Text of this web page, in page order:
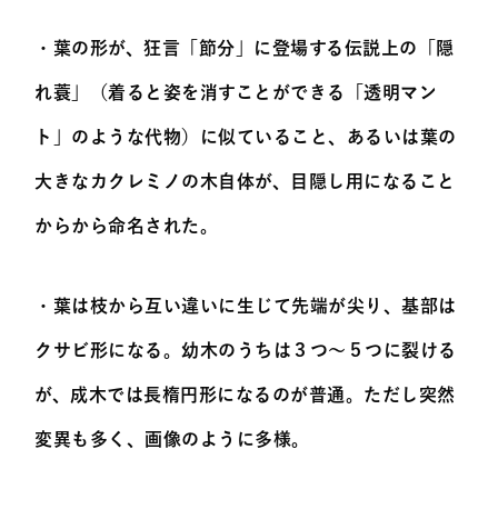
・葉の形が、狂言「節分」に登場する伝説上の「隠
れ蓑」（着ると姿を消すことができる「透明マン
ト」のような代物）に似ていること、あるいは葉の
大きなカクレミノの木自体が、目隠し用になること
からから命名された。
・葉は枝から互い違いに生じて先端が尖り、基部は
クサビ形になる。幼木のうちは３つ～５つに裂ける
が、成木では長楕円形になるのが普通。ただし突然
変異も多く、画像のように多様。